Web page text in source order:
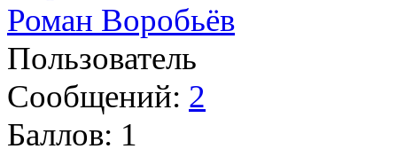
Роман Воробьёв
Пользователь
Сообщений: 2
Баллов: 1